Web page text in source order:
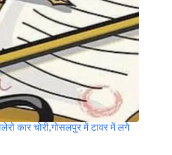
कार चोरी,गोसलपुर में टावर में लगे